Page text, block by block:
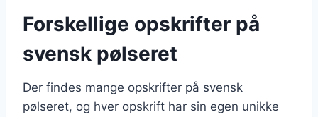
Forskellige opskrifter på
svensk pølseret
Der findes mange opskrifter på svensk
pølseret, og hver opskrift har sin egen unikke